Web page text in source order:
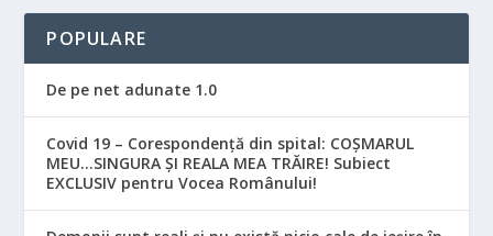
POPULARE
De pe net adunate 1.0
Covid 19 – Corespondență din spital: COȘMARUL
MEU…SINGURA ȘI REALA MEA TRĂIRE! Subiect
EXCLUSIV pentru Vocea Românului!